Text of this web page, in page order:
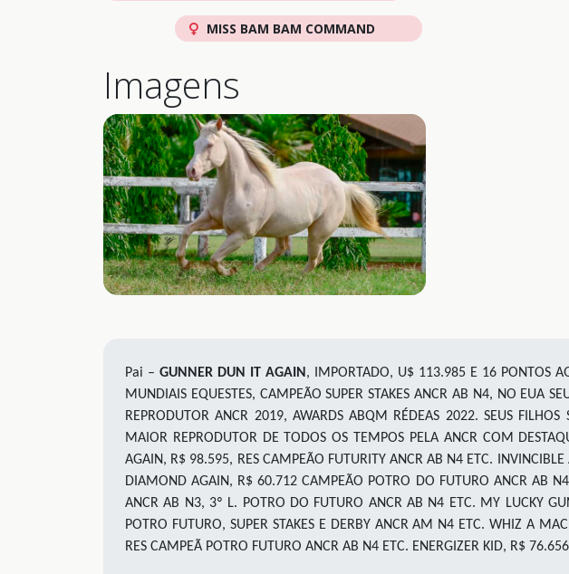
MISS BAM BAM COMMAND
Imagens
Pai – GUNNER DUN IT AGAIN , IMPORTADO, U$ 113.985 E 16 PONTOS
MUNDIAIS EQUESTES, CAMPEÃO SUPER STAKES ANCR AB N4, NO EUA
REPRODUTOR ANCR 2019, AWARDS ABQM RÉDEAS 2022. SEUS
MAIOR REPRODUTOR DE TODOS OS TEMPOS PELA ANCR COM
AGAIN, R$ 98.595, RES CAMPEÃO FUTURITY ANCR AB N4 ETC.
DIAMOND AGAIN, R$ 60.712 CAMPEÃO POTRO DO FUTURO ANCR AB
ANCR AB N3, 3º L. POTRO DO FUTURO ANCR AB N4 ETC. MY LUCKY
POTRO FUTURO, SUPER STAKES E DERBY ANCR AM N4 ETC. WHIZ A
RES CAMPEÃ POTRO FUTURO ANCR AB N4 ETC. ENERGIZER KID, R$